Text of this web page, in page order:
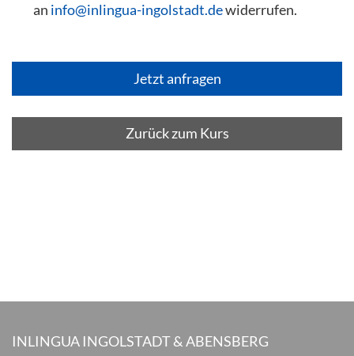
an info@inlingua-ingolstadt.dewiderrufen.
Zurück zum Kurs
INLINGUA INGOLSTADT & ABENSBERG